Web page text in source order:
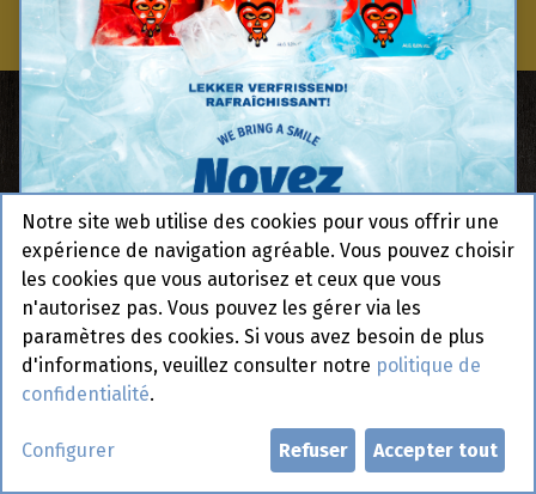
Bienvenue!
Vous êtes propriétaire d'une friterie, d'un restaurant,
d'une sandwicherie, d'une pitta ou de toute autre
entreprise du secteur de l'hôtellerie ? Ne cherchez plus
! Chez Noyez Snacks, vous trouverez tout ce dont vous
avez besoin pour développer votre activité. Avec 43 ans
d'expérience, des produits artisanaux de qualité et une
équipe de professionnels, nous sommes prêts à vous
Notre site web utilise des cookies pour vous offrir une
expérience de navigation agréable. Vous pouvez choisir
les cookies que vous autorisez et ceux que vous
n'autorisez pas. Vous pouvez les gérer via les
paramètres des cookies. Si vous avez besoin de plus
d'informations, veuillez consulter notre politique de
confidentialité.
Configurer Refuser Accepter tout